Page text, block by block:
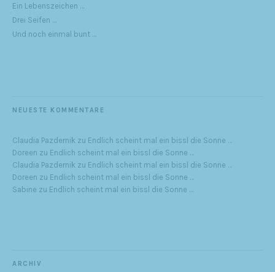
Ein Lebenszeichen …
Drei Seifen …
Und noch einmal bunt …
NEUESTE KOMMENTARE
Claudia Pazdernik zu Endlich scheint mal ein bissl die Sonne …
Doreen zu Endlich scheint mal ein bissl die Sonne …
Claudia Pazdernik zu Endlich scheint mal ein bissl die Sonne …
Doreen zu Endlich scheint mal ein bissl die Sonne …
Sabine zu Endlich scheint mal ein bissl die Sonne …
ARCHIV